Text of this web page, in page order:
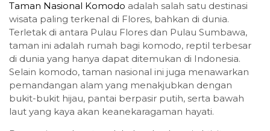
Taman Nasional Komodo adalah salah satu destinasi
wisata paling terkenal di Flores, bahkan di dunia.
Terletak di antara Pulau Flores dan Pulau Sumbawa,
taman ini adalah rumah bagi komodo, reptil terbesar
di dunia yang hanya dapat ditemukan di Indonesia.
Selain komodo, taman nasional ini juga menawarkan
pemandangan alam yang menakjubkan dengan
bukit-bukit hijau, pantai berpasir putih, serta bawah
laut yang kaya akan keanekaragaman hayati.